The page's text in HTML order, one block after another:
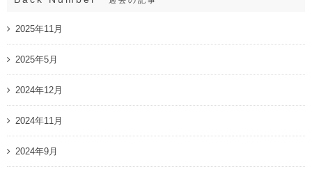
2025年11月
2025年5月
2024年12月
2024年11月
2024年9月